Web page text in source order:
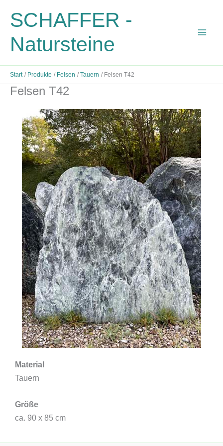
InhaltSCHAFFER -
Natursteine
Start Produkte Felsen Tauern Felsen T42
Felsen T42
Material
Tauern
Größe
ca. 90 x 85 cm